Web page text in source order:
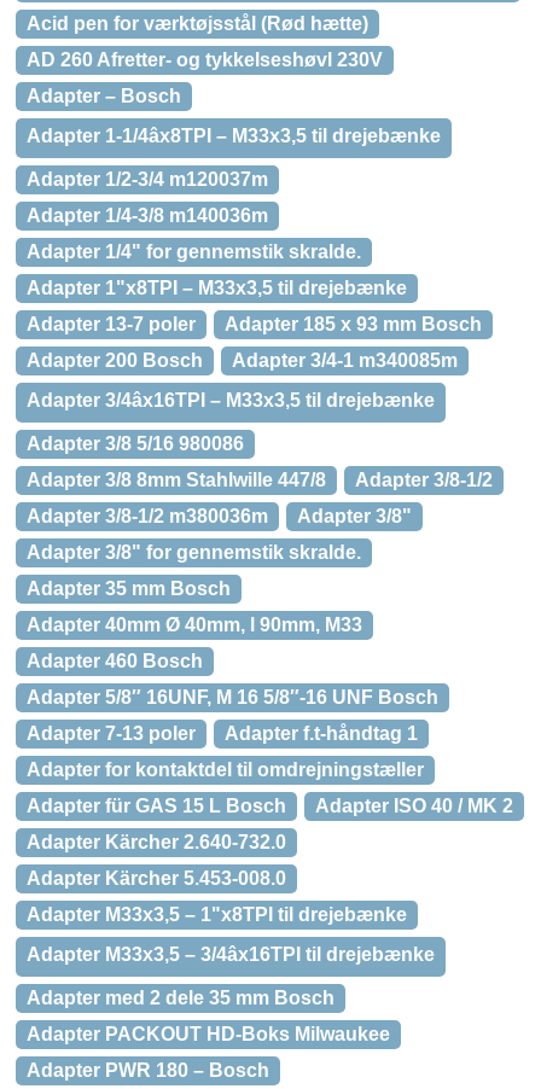
Acid pen for værktøjsstål (Rød hætte)
AD 260 Afretter- og tykkelseshøvl 230V
Adapter – Bosch
Adapter 1-1/4âx8TPI – M33x3,5 til drejebænke
Adapter 1/2-3/4 m120037m
Adapter 1/4-3/8 m140036m
Adapter 1/4" for gennemstik skralde.
Adapter 1"x8TPI – M33x3,5 til drejebænke
Adapter 13-7 poler
Adapter 185 x 93 mm Bosch
Adapter 200 Bosch
Adapter 3/4-1 m340085m
Adapter 3/4âx16TPI – M33x3,5 til drejebænke
Adapter 3/8 5/16 980086
Adapter 3/8 8mm Stahlwille 447/8
Adapter 3/8-1/2
Adapter 3/8-1/2 m380036m
Adapter 3/8"
Adapter 3/8" for gennemstik skralde.
Adapter 35 mm Bosch
Adapter 40mm Ø 40mm, l 90mm, M33
Adapter 460 Bosch
Adapter 5/8″ 16UNF, M 16 5/8″-16 UNF Bosch
Adapter 7-13 poler
Adapter f.t-håndtag 1
Adapter for kontaktdel til omdrejningstæller
Adapter für GAS 15 L Bosch
Adapter ISO 40 / MK 2
Adapter Kärcher 2.640-732.0
Adapter Kärcher 5.453-008.0
Adapter M33x3,5 – 1"x8TPI til drejebænke
Adapter M33x3,5 – 3/4âx16TPI til drejebænke
Adapter med 2 dele 35 mm Bosch
Adapter PACKOUT HD-Boks Milwaukee
Adapter PWR 180 – Bosch